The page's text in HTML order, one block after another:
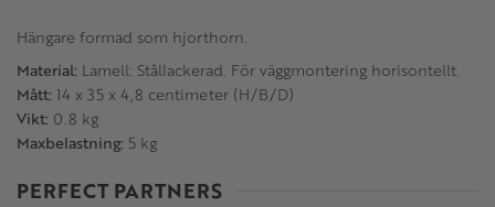
Hängare formad som hjorthorn.
Material: Lamell: Stållackerad. För väggmontering horisontellt.
Mått: 14 x 35 x 4,8 centimeter (H/B/D)
Vikt: 0.8 kg
Maxbelastning: 5 kg
PERFECT PARTNERS